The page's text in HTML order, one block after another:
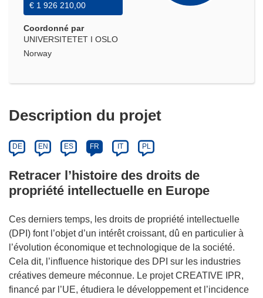
€ 1 926 210,00
Coordonné par
UNIVERSITETET I OSLO
Norway
Description du projet
DE EN ES FR IT PL
Retracer l’histoire des droits de
propriété intellectuelle en Europe
Ces derniers temps, les droits de propriété intellectuelle
(DPI) font l’objet d’un intérêt croissant, dû en particulier à
l’évolution économique et technologique de la société.
Cela dit, l’influence historique des DPI sur les industries
créatives demeure méconnue. Le projet CREATIVE IPR,
financé par l’UE, étudiera le développement et l’incidence